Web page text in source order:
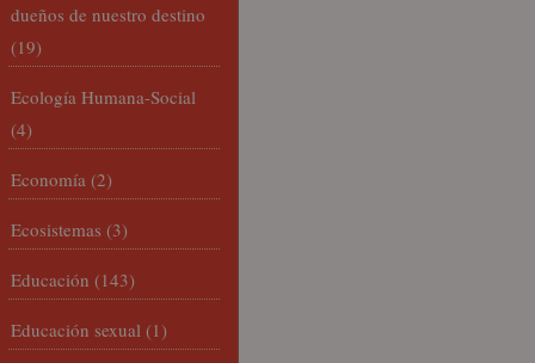
dueños de nuestro destino
(19)
Ecología Humana-Social
(4)
Economía (2)
Ecosistemas (3)
Educación (143)
Educación sexual (1)